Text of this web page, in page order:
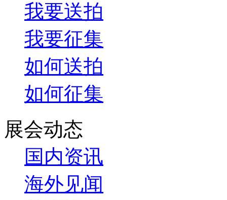
我要送拍
我要征集
如何送拍
如何征集
展会动态
国内资讯
海外见闻